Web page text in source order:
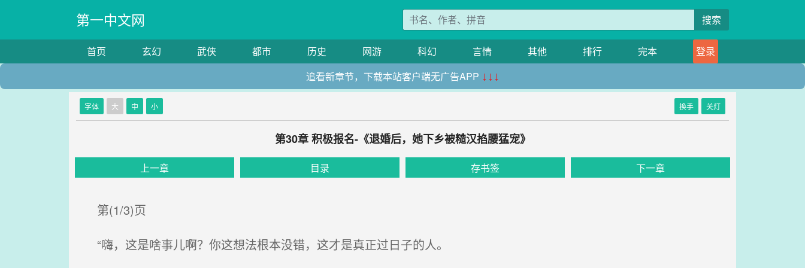
第一中文网 搜索
首页 玄幻 武侠 都市 历史 网游 科幻 言情 其他 排行 完本
登录
追看新章节，下载本站客户端无广告APP ↓↓↓
字体 大 中 小 换手 关灯
第30章 积极报名-《退婚后，她下乡被糙汉掐腰猛宠》
上一章 目录 存书签 下一章
第(1/3)页
“嗨，这是啥事儿啊？你这想法根本没错，这才是真正过日子的人。